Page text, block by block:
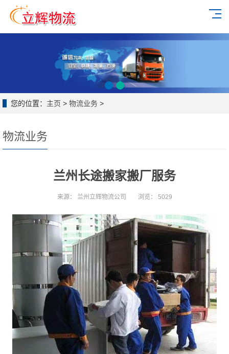
您的位置： 主页 > 物流业务 >
物流业务
兰州长途搬家搬厂服务
来源： 兰州立辉物流公司 浏览： 5029